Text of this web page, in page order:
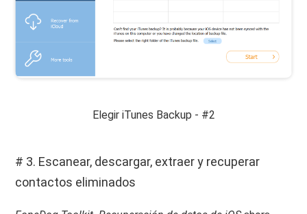
Elegir iTunes Backup - #2
# 3. Escanear, descargar, extraer y recuperar
contactos eliminados